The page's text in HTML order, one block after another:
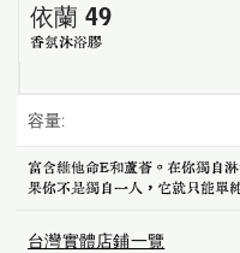
室內香氛系列
依蘭 49
香氛沐浴膠
容量:
富含維他命E和蘆薈。在你獨自
果你不是獨自一人，它就只能單
台灣實體店鋪一覽